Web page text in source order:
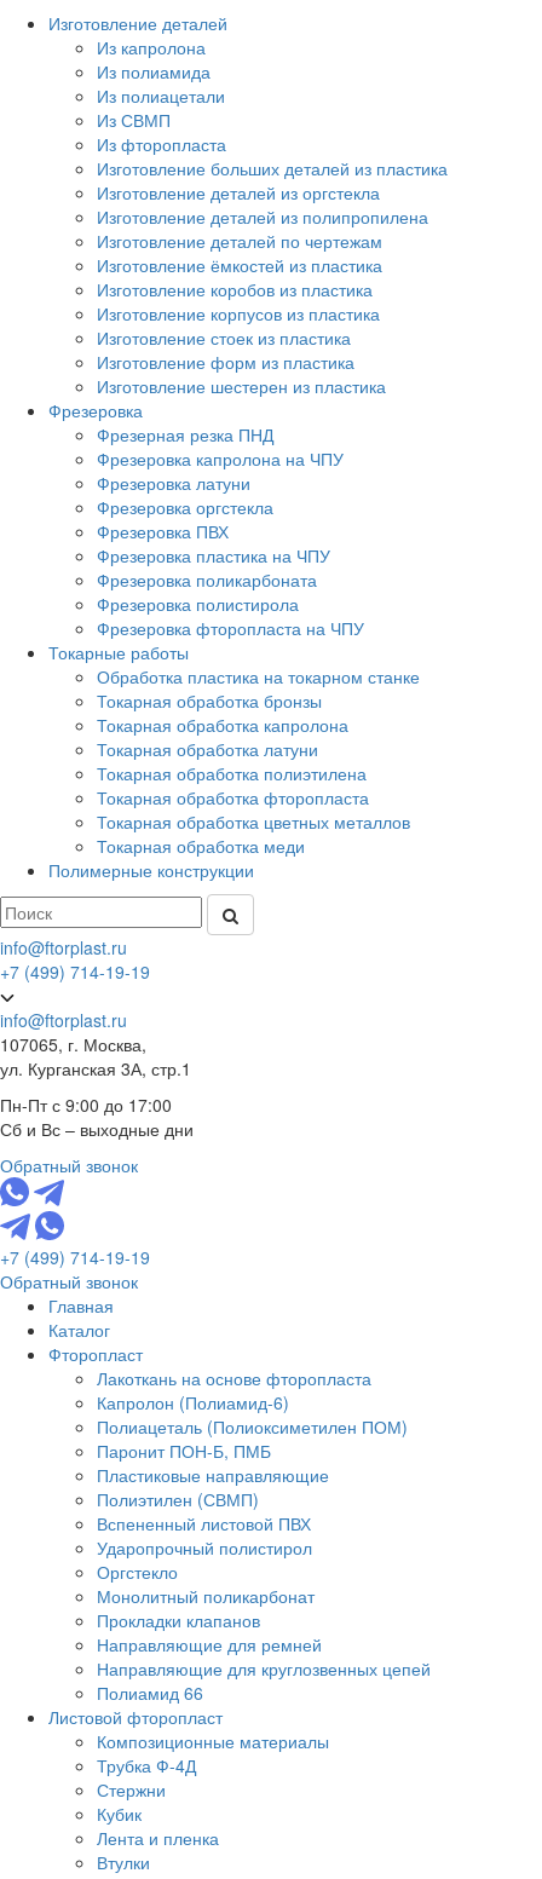
Изготовление деталей
Из капролона
Из полиамида
Из полиацетали
Из СВМП
Из фторопласта
Изготовление больших деталей из пластика
Изготовление деталей из оргстекла
Изготовление деталей из полипропилена
Изготовление деталей по чертежам
Изготовление ёмкостей из пластика
Изготовление коробов из пластика
Изготовление корпусов из пластика
Изготовление стоек из пластика
Изготовление форм из пластика
Изготовление шестерен из пластика
Фрезеровка
Фрезерная резка ПНД
Фрезеровка капролона на ЧПУ
Фрезеровка латуни
Фрезеровка оргстекла
Фрезеровка ПВХ
Фрезеровка пластика на ЧПУ
Фрезеровка поликарбоната
Фрезеровка полистирола
Фрезеровка фторопласта на ЧПУ
Токарные работы
Обработка пластика на токарном станке
Токарная обработка бронзы
Токарная обработка капролона
Токарная обработка латуни
Токарная обработка полиэтилена
Токарная обработка фторопласта
Токарная обработка цветных металлов
Токарная обработка меди
Полимерные конструкции
info@ftorplast.ru
+7 (499) 714-19-19
info@ftorplast.ru
107065, г. Москва,
ул. Курганская 3А, стр.1
Пн-Пт с 9:00 до 17:00
Сб и Вс – выходные дни
Обратный звонок
+7 (499) 714-19-19
Обратный звонок
Главная
Каталог
Фторопласт
Лакоткань на основе фторопласта
Капролон (Полиамид-6)
Полиацеталь (Полиоксиметилен ПОМ)
Паронит ПОН-Б, ПМБ
Пластиковые направляющие
Полиэтилен (СВМП)
Вспененный листовой ПВХ
Ударопрочный полистирол
Оргстекло
Монолитный поликарбонат
Прокладки клапанов
Направляющие для ремней
Направляющие для круглозвенных цепей
Полиамид 66
Листовой фторопласт
Композиционные материалы
Трубка Ф-4Д
Стержни
Кубик
Лента и пленка
Втулки